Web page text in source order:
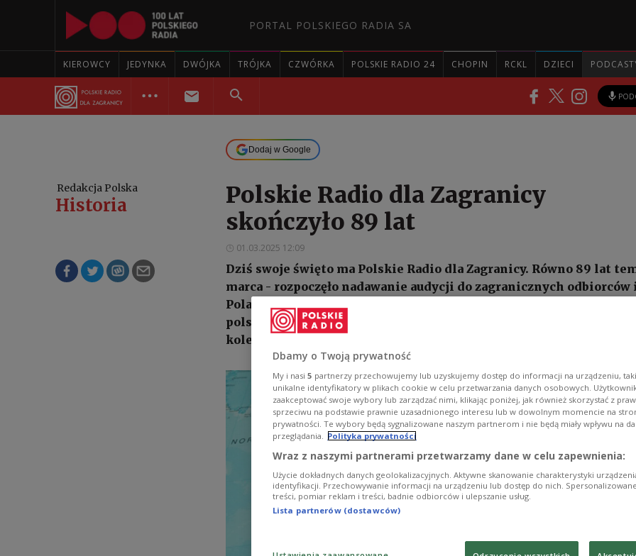
PORTAL POLSKIEGO RADIA SA
KIEROWCY JEDYNKA DWÓJKA TRÓJKA CZWÓRKA POLSKIE RADIO 24 CHOPIN RCKL DZIECI
Dodaj w Google
Redakcja Polska
Historia
Polskie Radio dla Zagranicy
skończyło 89 lat
01.03.2025 12:09
Dziś swoje święto ma Polskie Radio dla Zagranicy. Równo 89 lat
marca - rozpoczęło nadawanie audycji do zagranicznych odbiorców
Polaków mieszkających poza krajem. Pierwsze programy
polsku i angielsku na falach krótkich. Ofertę szybko wzbogacono o
kolejne języki.
Dbamy o Twoją prywatność
My i nasi 5 partnerzy przechowujemy lub uzyskujemy dostęp do informacji na urządzeniu,
unikalne identyfikatory w plikach cookie w celu przetwarzania danych osobowych.
zaakceptować swoje wybory lub zarządzać nimi, klikając poniżej, jak również skorzystać z
sprzeciwu na podstawie prawnie uzasadnionego interesu lub w dowolnym momencie na
prywatności. Te wybory będą sygnalizowane naszym partnerom i nie będą miały wpływu na
przeglądania. Polityka prywatności
Wraz z naszymi partnerami przetwarzamy dane w celu zapewnienia:
Użycie dokładnych danych geolokalizacyjnych. Aktywne skanowanie charakterystyki
identyfikacji. Przechowywanie informacji na urządzeniu lub dostęp do nich.
treści, pomiar reklam i treści, badnie odbiorców i ulepszanie usług.
Lista partnerów (dostawców)